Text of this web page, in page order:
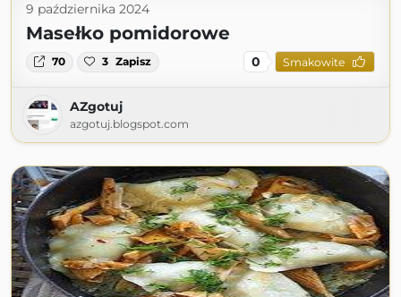
9 października 2024
Masełko pomidorowe
70 3 Zapisz 0 Smakowite
AZgotuj
azgotuj.blogspot.com